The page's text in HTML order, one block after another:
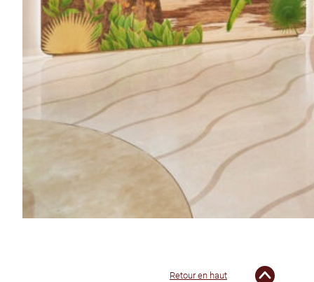
Retour en haut